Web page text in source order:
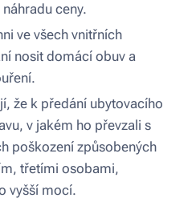
ceny.
ve všech vnitřních
nosit domácí obuv a
že k předání ubytovacího
v jakém ho převzali s
poškození způsobených
třetími osobami,
vyšší mocí.